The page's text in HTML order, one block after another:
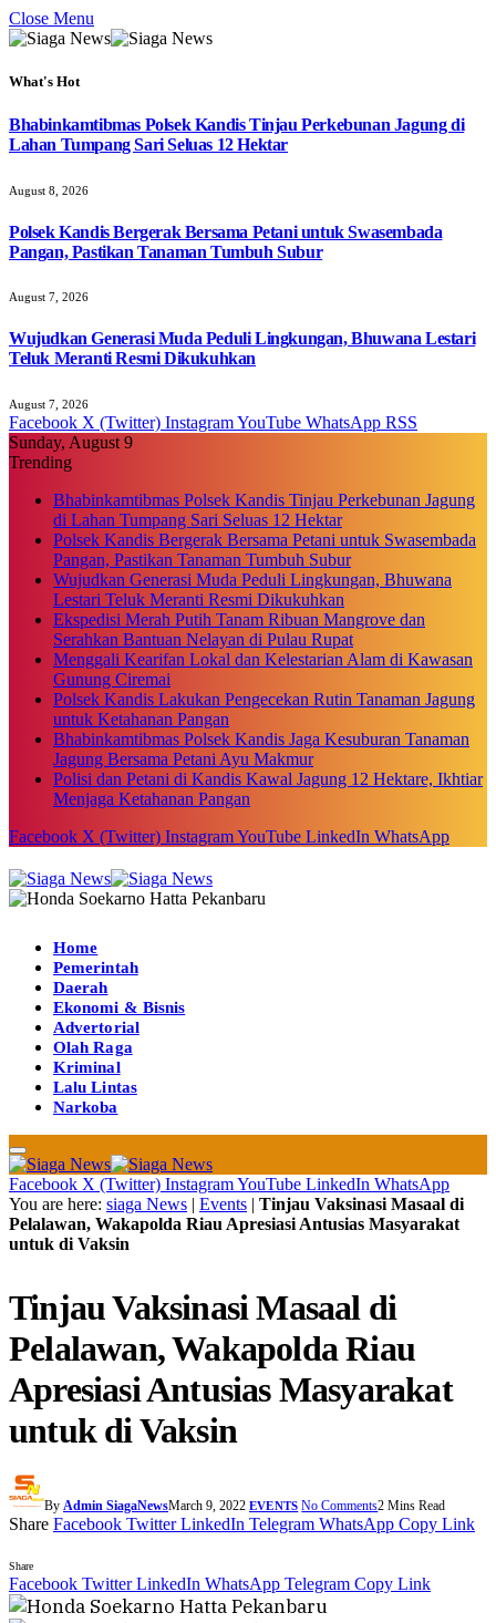
Close Menu
What's Hot
Bhabinkamtibmas Polsek Kandis Tinjau Perkebunan Jagung di
Lahan Tumpang Sari Seluas 12 Hektar
August 8, 2026
Polsek Kandis Bergerak Bersama Petani untuk Swasembada
Pangan, Pastikan Tanaman Tumbuh Subur
August 7, 2026
Wujudkan Generasi Muda Peduli Lingkungan, Bhuwana Lestari
Teluk Meranti Resmi Dikukuhkan
August 7, 2026
Facebook X (Twitter) InstagramYouTube WhatsApp RSS
Sunday, August 9
Trending
Bhabinkamtibmas Polsek Kandis Tinjau Perkebunan Jagung
di Lahan Tumpang Sari Seluas 12 Hektar
Polsek Kandis Bergerak Bersama Petani untuk Swasembada
Pangan, Pastikan Tanaman Tumbuh Subur
Wujudkan Generasi Muda Peduli Lingkungan, Bhuwana
Lestari Teluk Meranti Resmi Dikukuhkan
Ekspedisi Merah Putih Tanam Ribuan Mangrove dan
Serahkan Bantuan Nelayan di Pulau Rupat
Menggali Kearifan Lokal dan Kelestarian Alam di Kawasan
Gunung Ciremai
Polsek Kandis Lakukan Pengecekan Rutin Tanaman Jagung
untuk Ketahanan Pangan
Bhabinkamtibmas Polsek Kandis Jaga Kesuburan Tanaman
Jagung Bersama Petani Ayu Makmur
Polisi dan Petani di Kandis Kawal Jagung 12 Hektare, Ikhtiar
Menjaga Ketahanan Pangan
Facebook X (Twitter) InstagramYouTube LinkedIn WhatsApp
Home
Pemerintah
Daerah
Ekonomi & Bisnis
Advertorial
Olah Raga
Kriminal
Lalu Lintas
Narkoba
Facebook X (Twitter) InstagramYouTube LinkedIn WhatsApp
You are here: siaga News | Events | Tinjau Vaksinasi Masaal di
Pelalawan, Wakapolda Riau Apresiasi Antusias Masyarakat
untuk di Vaksin
Tinjau Vaksinasi Masaal di
Pelalawan, Wakapolda Riau
Apresiasi Antusias Masyarakat
untuk di Vaksin
By Admin SiagaNewsMarch 9, 2022 EVENTS No Comments2 Mins Read
Share Facebook Twitter LinkedIn Telegram WhatsApp Copy Link
Share
Facebook Twitter LinkedIn WhatsApp Telegram Copy Link